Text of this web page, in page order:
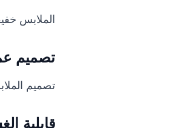
الملابس
تصميم
تصميم
قابلية